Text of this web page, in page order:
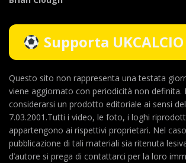
Supporta UKCALCIO
Questo sito non rappresenta una testata
viene aggiornato con periodicità non
considerarsi un prodotto editoriale ai sensi
7.03.2001.Tutti i video, le foto, i loghi
appartengono ai rispettivi proprietari. Nel
pubblicazione di tali materiali sia ritenuta
d’autore si prega di contattarci per la loro